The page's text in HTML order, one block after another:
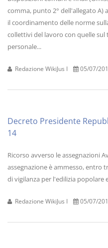
comma, punto 2° dell'allegato A)
il coordinamento delle norme
collettivi del lavoro con quelle
personale...
Redazione WikiJus I 05/07/
Decreto Presidente
14
Ricorso avverso le assegnazioni
assegnazione è ammesso, entro
di vigilanza per l'edilizia popolare
Redazione WikiJus I 05/07/